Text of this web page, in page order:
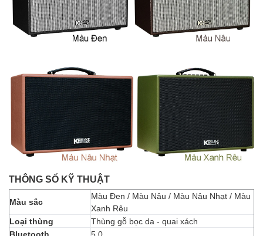
THÔNG SỐ KỸ THUẬT
Màu sắc
Màu Đen / Màu Nâu / Màu Nâu Nhạt / Màu
Xanh Rêu
Loại thùng
Thùng gỗ bọc da - quai xách
Bluetooth
5.0